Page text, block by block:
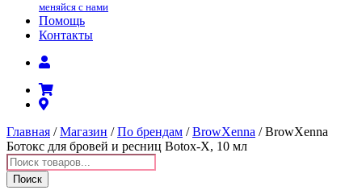
меняйся с нами
Помощь
Контакты
Главная /Магазин /По брендам /BrowXenna / BrowXenna
Ботокс для бровей и ресниц Botox-X, 10 мл
Поиск
товаров
Поиск